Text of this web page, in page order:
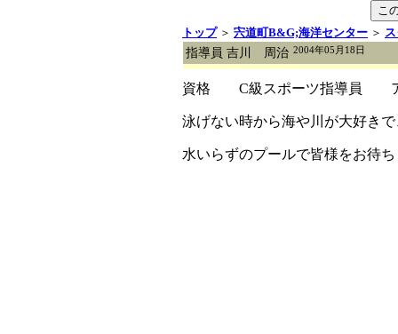
トップ ＞ 宍道町B&G;海洋センター ＞
指導員 吉川 周治 2004年05月18日
資格 C級スポーツ指導員 ア
泳げない時から海や川が大好き
水いらずのプールで皆様をお待